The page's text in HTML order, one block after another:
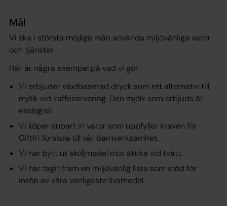
Mål
Vi ska i största möjliga mån använda miljövänliga varor
och tjänster.
Här är några exempel på vad vi gör:
Vi erbjuder växtbaserad dryck som ett alternativ till
mjölk vid kaffeservering. Den mjölk som erbjuds är
ekologisk.
Vi köper enbart in varor som uppfyller kraven för
Giftfri förskola till vår barnverksamhet.
Vi har bytt ut sköljmedel mot ättika vid tvätt.
Vi har tagit fram en miljövänlig lista som stöd för
inköp av våra vanligaste livsmedel.